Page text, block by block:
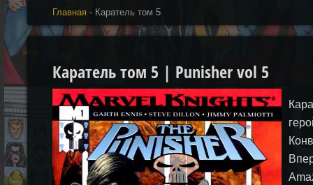
Главная - Каратель том 5
Каратель том 5 | Punisher vol 5